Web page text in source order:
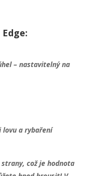
– nastavitelný na
lovu a rybaření
což je hodnota